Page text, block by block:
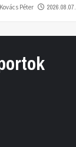
Kovács Péter 2026.08.07.